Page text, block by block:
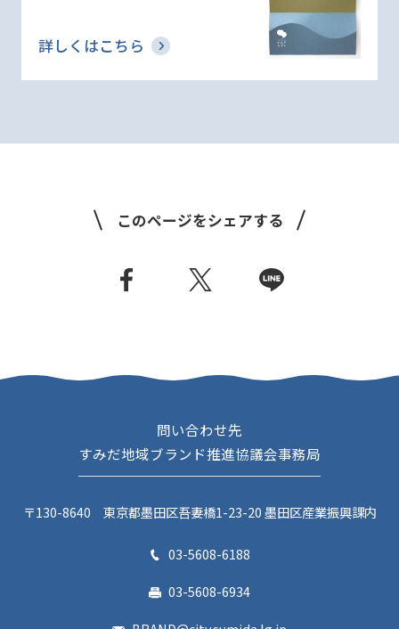
詳しくはこちら
このページをシェアする
問い合わせ先
すみだ地域ブランド推進協議会事務局
〒130-8640 東京都墨田区吾妻橋1-23-20 墨田区産業振興課内
03-5608-6188
03-5608-6934